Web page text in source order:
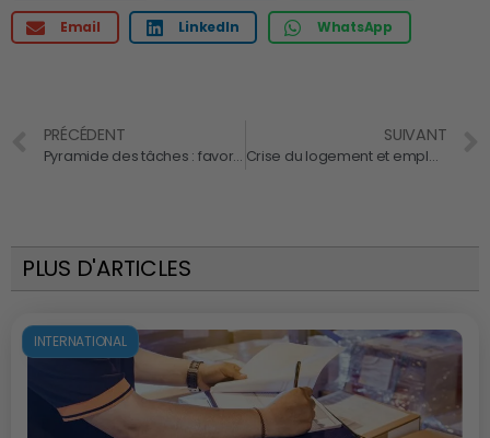
Email LinkedIn WhatsApp
PRÉCÉDENT
Pyramide des tâches : favorisez la performance et l’engagement des collaborateurs
SUIVANT
Crise du logement et emploi : et si l’entreprise faisait partie de la solution ? Rendez-vous le 19 décembre à la CCI Paris-Île de France
PLUS D'ARTICLES
INTERNATIONAL